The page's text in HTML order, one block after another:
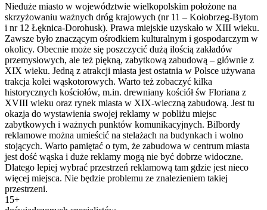
Nieduże miasto w województwie wielkopolskim położone na
skrzyżowaniu ważnych dróg krajowych (nr 11 – Kołobrzeg-Bytom
i nr 12 Łęknica-Dorohusk). Prawa miejskie uzyskało w XIII wieku.
Zawsze było znaczącym ośrodkiem kulturalnym i gospodarczym w
okolicy. Obecnie może się poszczycić dużą ilością zakładów
przemysłowych, ale też piękną, zabytkową zabudową – głównie z
XIX wieku. Jedną z atrakcji miasta jest ostatnia w Polsce używana
trakcja kolei wąskotorowych. Warto też zobaczyć kilka
historycznych kościołów, m.in. drewniany kościół św Floriana z
XVIII wieku oraz rynek miasta w XIX-wieczną zabudową. Jest tu
okazja do wystawienia swojej reklamy w pobliżu miejsc
zabytkowych i ważnych punktów komunikacyjnych. Bilbordy
reklamowe można umieścić na stelażach na budynkach i wolno
stojących. Warto pamiętać o tym, że zabudowa w centrum miasta
jest dość wąska i duże reklamy mogą nie być dobrze widoczne.
Dlatego lepiej wybrać przestrzeń reklamową tam gdzie jest nieco
więcej miejsca. Nie będzie problemu ze znalezieniem takiej
przestrzeni.
15+